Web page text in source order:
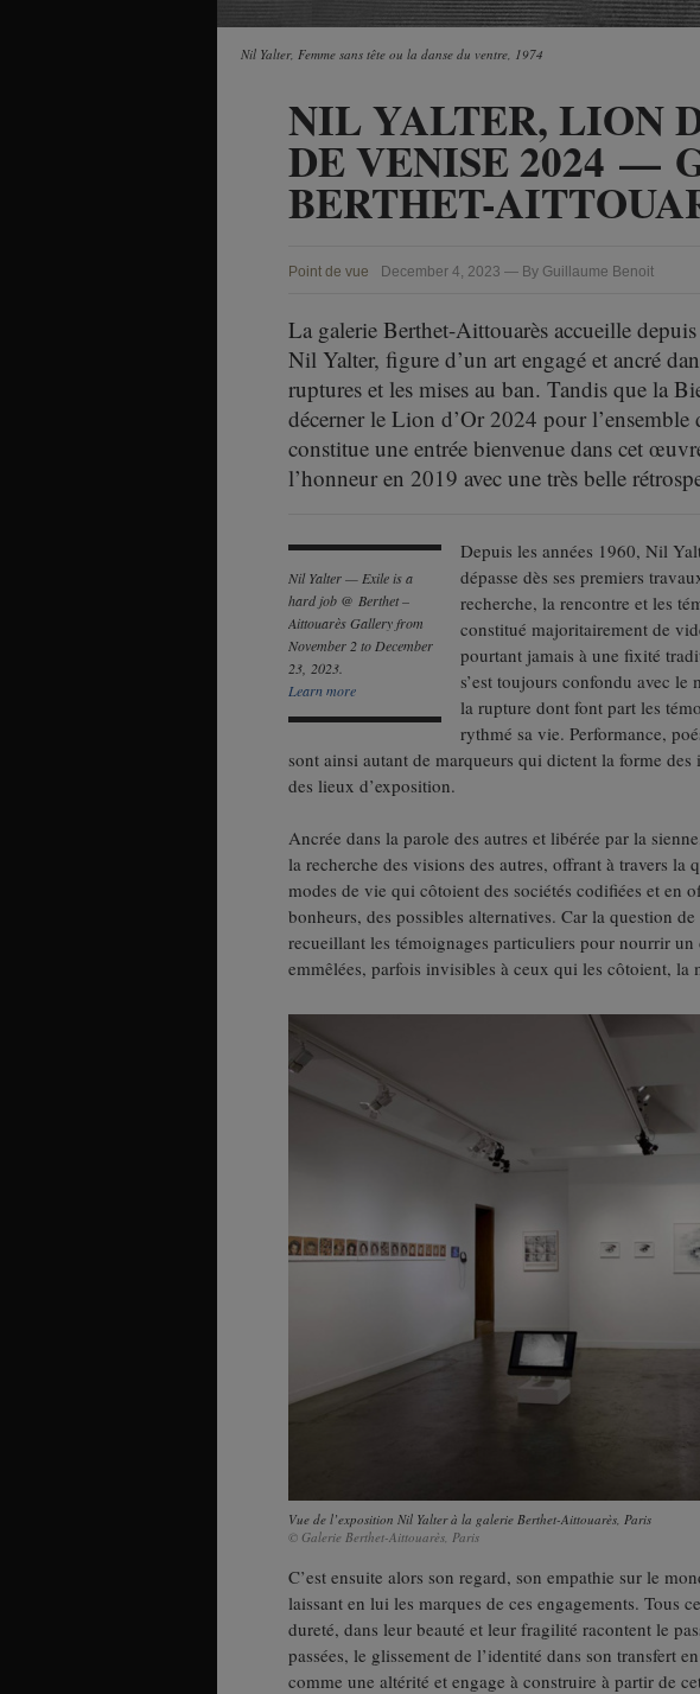
Nil Yalter, Femme sans tête ou la danse du ventre, 1974
NIL YALTER, LION
DE VENISE 2024 —
BERTHET-
Point de vue December 4, 2023 — By Guillaume Benoit
La galerie Berthet-Aittouarès accueille
Nil Yalter, figure d’un art engagé et ancré
ruptures et les mises au ban. Tandis que la
décerner le Lion d’Or 2024 pour l’ensemble
constitue une entrée bienvenue dans cet
l’honneur en 2019 avec une très belle
Nil Yalter — Exile is a
hard job @ Berthet –
Aittouarès Gallery from
November 2 to December
23, 2023.
Learn more
Depuis les années 1960, Nil
dépasse dès ses premiers
recherche, la rencontre et les
constitué majoritairement de
pourtant jamais à une fixité
s’est toujours confondu avec
la rupture dont font part les
rythmé sa vie. Performance,
sont ainsi autant de marqueurs qui dictent la forme des
des lieux d’exposition.
Ancrée dans la parole des autres et libérée par la
la recherche des visions des autres, offrant à travers la
modes de vie qui côtoient des sociétés codifiées et en
bonheurs, des possibles alternatives. Car la question
recueillant les témoignages particuliers pour nourrir
emmêlées, parfois invisibles à ceux qui les côtoient, la
Vue de l’exposition Nil Yalter à la galerie Berthet-Aittouarès, Paris
© Galerie Berthet-Aittouarès, Paris
C’est ensuite alors son regard, son empathie sur le
laissant en lui les marques de ces engagements. Tous
dureté, dans leur beauté et leur fragilité racontent le
passées, le glissement de l’identité dans son transfert
comme une altérité et engage à construire à partir de